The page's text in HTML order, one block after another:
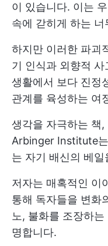
이 있습니다. 이는
속에 갇히게 하는
하지만 이러한 파괴
기 인식과 외향적
생활에서 보다 진정
관계를 육성하는 여
생각을 자극하는 책,
Arbinger Institute
는 자기 배신의 베일
저자는 매혹적인 이
통해 독자들을 변화
노, 불화를 조장하
명합니다.